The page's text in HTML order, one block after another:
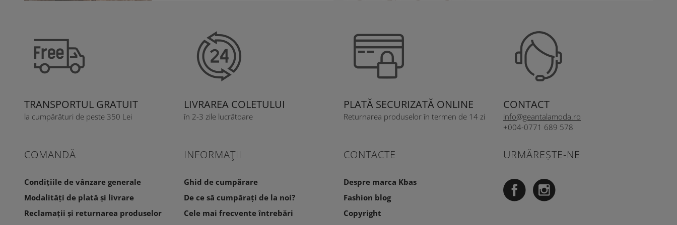
TRANSPORTUL GRATUIT
la cumpărături de peste 350 Lei
LIVRAREA COLETULUI
în 2-3 zile lucrătoare
PLATĂ SECURIZATĂ ONLINE
Returnarea produselor în termen de 14 zi
CONTACT
info@geantalamoda.ro
+004-0771 689 578
COMANDĂ
Condițiile de vânzare generale
Modalități de plată și livrare
Reclamații și returnarea produselor
INFORMAŢII
Ghid de cumpărare
De ce să cumpărați de la noi?
Cele mai frecvente întrebări
CONTACTE
Despre marca Kbas
Fashion blog
Copyright
URMĂREȘTE-NE